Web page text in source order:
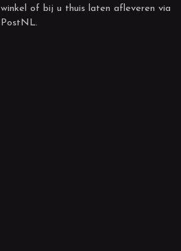
winkel of bij u thuis laten afleveren via
PostNL.